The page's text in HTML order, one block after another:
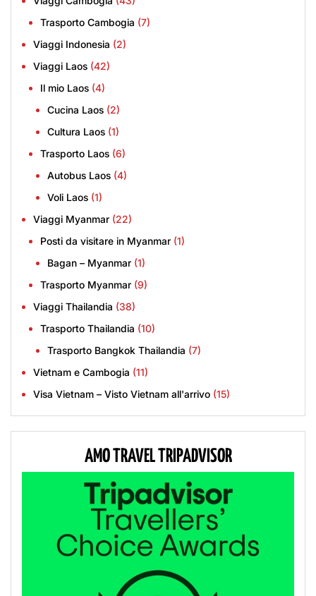
Trasporto Cambogia (7)
Viaggi Indonesia (2)
Viaggi Laos (42)
Il mio Laos (4)
Cucina Laos (2)
Cultura Laos (1)
Trasporto Laos (6)
Autobus Laos (4)
Voli Laos (1)
Viaggi Myanmar (22)
Posti da visitare in Myanmar (1)
Bagan – Myanmar (1)
Trasporto Myanmar (9)
Viaggi Thailandia (38)
Trasporto Thailandia (10)
Trasporto Bangkok Thailandia (7)
Vietnam e Cambogia (11)
Visa Vietnam – Visto Vietnam all'arrivo (15)
AMO TRAVEL TRIPADVISOR